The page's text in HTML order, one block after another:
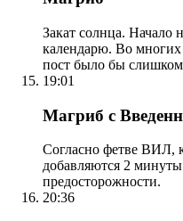
Закат солнца. Начало
календарю. Во многих
пост было бы
19:01
Магриб с
Согласно фетве ВИЛ,
добавляются 2
предосторожности.
20:36